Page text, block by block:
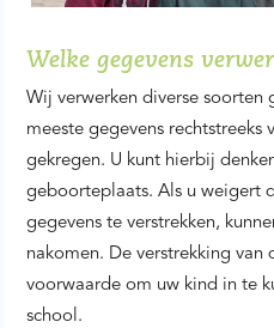
Welke gegevens
Wij verwerken diverse soorten
meeste gegevens rechtstreeks
gekregen. U kunt hierbij
geboorteplaats. Als u weigert
gegevens te verstrekken,
nakomen. De verstrekking van
voorwaarde om uw kind in te
school.